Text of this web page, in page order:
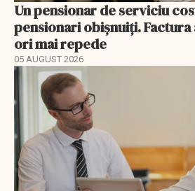
Un pensionar de serviciu
pensionari obișnuiți. Factura
ori mai repede
05 AUGUST 2026